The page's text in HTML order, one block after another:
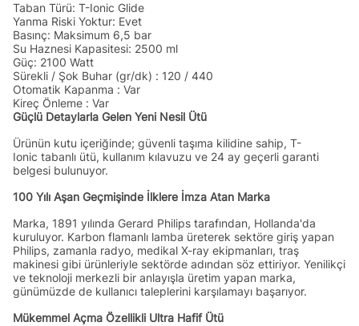
Taban Türü: T-Ionic Glide
Yanma Riski Yoktur: Evet
Basınç: Maksimum 6,5 bar
Su Haznesi Kapasitesi: 2500 ml
Güç: 2100 Watt
Sürekli / Şok Buhar (gr/dk) : 120 / 440
Otomatik Kapanma : Var
Kireç Önleme : Var
Güçlü Detaylarla Gelen Yeni Nesil Ütü
Ürünün kutu içeriğinde; güvenli taşıma kilidine sahip, T-
Ionic tabanlı ütü, kullanım kılavuzu ve 24 ay geçerli garanti
belgesi bulunuyor.
100 Yılı Aşan Geçmişinde İlklere İmza Atan Marka
Marka, 1891 yılında Gerard Philips tarafından, Hollanda'da
kuruluyor. Karbon flamanlı lamba üreterek sektöre giriş yapan
Philips, zamanla radyo, medikal X-ray ekipmanları, traş
makinesi gibi ürünleriyle sektörde adından söz ettiriyor. Yenilikçi
ve teknoloji merkezli bir anlayışla üretim yapan marka,
günümüzde de kullanıcı taleplerini karşılamayı başarıyor.
Mükemmel Açma Özellikli Ultra Hafif Ütü